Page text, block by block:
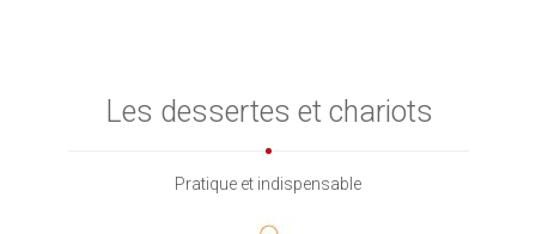
Les dessertes et chariots
Pratique et indispensable